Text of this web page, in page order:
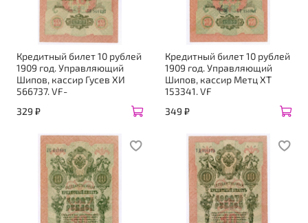
Кредитный билет 10 рублей
1909 год. Управляющий
Шипов, кассир Гусев ХИ
566737. VF-
329 ₽
Кредитный билет 10 рублей
1909 год. Управляющий
Шипов, кассир Метц ХТ
153341. VF
349 ₽